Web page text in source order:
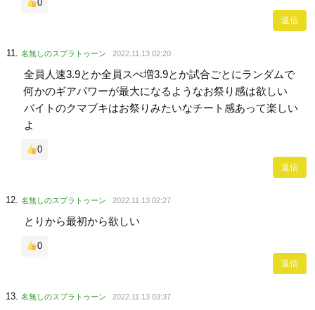
0
返信
名無しのスプラトゥーン 2022.11.13 02:20
全員人速3.9とか全員スぺ増3.9とか試合ごとにランダムで
何かのギアパワーが最大になるようなお祭り感は欲しい
バイトのクマブキはお祭りみたいなチート感あって楽しい
よ
0
返信
名無しのスプラトゥーン 2022.11.13 02:27
とりから最初から欲しい
0
返信
名無しのスプラトゥーン 2022.11.13 03:37